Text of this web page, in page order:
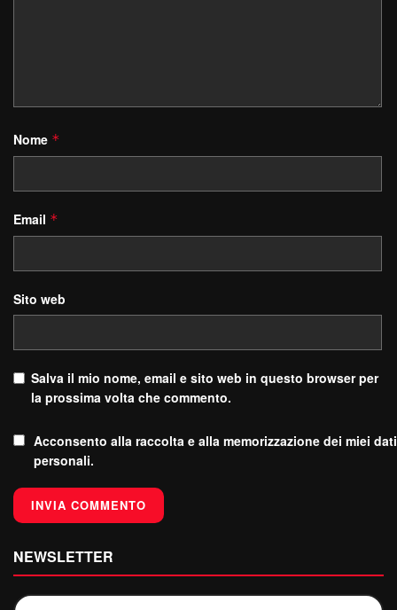
Nome *
Email *
Sito web
Salva il mio nome, email e sito web in questo browser per
la prossima volta che commento.
Acconsento alla raccolta e alla memorizzazione dei miei dati
personali.
NEWSLETTER